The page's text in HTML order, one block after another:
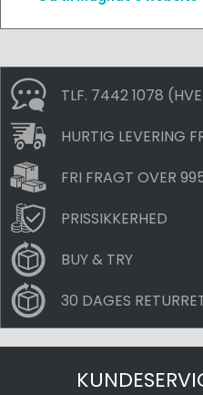
TLF. 7442 1078
HURTIG LEVERING
FRI FRAGT OVER
PRISSIKKERHED
BUY & TRY
30 DAGES